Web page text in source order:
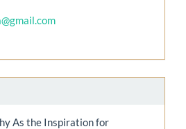
As the Inspiration for